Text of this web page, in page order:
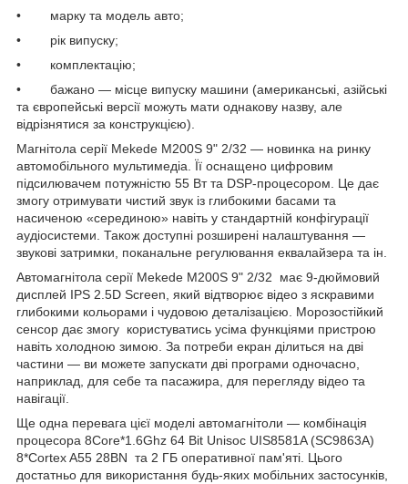
• марку та модель авто;
• рік випуску;
• комплектацію;
• бажано — місце випуску машини (американські, азійські
та європейські версії можуть мати однакову назву, але
відрізнятися за конструкцією).
Магнітола серії Mekede M200S 9" 2/32 — новинка на ринку
автомобільного мультимедіа. Її оснащено цифровим
підсилювачем потужністю 55 Вт та DSP-процесором. Це дає
змогу отримувати чистий звук із глибокими басами та
насиченою «серединою» навіть у стандартній конфігурації
аудіосистеми. Також доступні розширені налаштування —
звукові затримки, поканальне регулювання еквалайзера та ін.
Автомагнітола серії Mekede M200S 9" 2/32 має 9-дюймовий
дисплей IPS 2.5D Screen, який відтворює відео з яскравими
глибокими кольорами і чудовою деталізацією. Морозостійкий
сенсор дає змогу користуватись усіма функціями пристрою
навіть холодною зимою. За потреби екран ділиться на дві
частини — ви можете запускати дві програми одночасно,
наприклад, для себе та пасажира, для перегляду відео та
навігації.
Ще одна перевага цієї моделі автомагнітоли — комбінація
процесора 8Core*1.6Ghz 64 Bit Unisoc UIS8581A (SC9863A)
8*Cortex A55 28BN та 2 ГБ оперативної пам'яті. Цього
достатньо для використання будь-яких мобільних застосунків,